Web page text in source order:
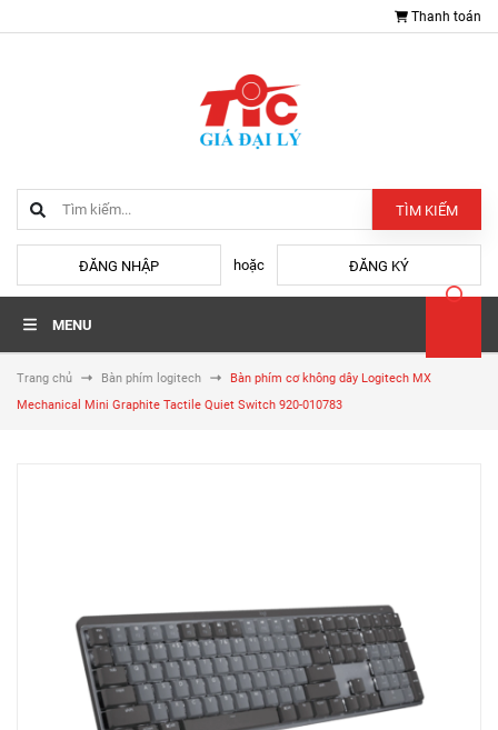
Thanh toán
TÌM KIẾM
ĐĂNG NHẬP hoặc ĐĂNG KÝ
MENU
Trang chủ Bàn phím logitech
Bàn phím cơ không dây Logitech MX
Mechanical Mini Graphite Tactile Quiet Switch 920-010783